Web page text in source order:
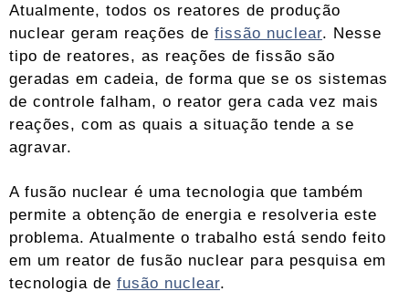
Atualmente, todos os reatores de produção
nuclear geram reações de fissão nuclear. Nesse
tipo de reatores, as reações de fissão são
geradas em cadeia, de forma que se os sistemas
de controle falham, o reator gera cada vez mais
reações, com as quais a situação tende a se
agravar.
A fusão nuclear é uma tecnologia que também
permite a obtenção de energia e resolveria este
problema. Atualmente o trabalho está sendo feito
em um reator de fusão nuclear para pesquisa em
tecnologia de fusão nuclear.